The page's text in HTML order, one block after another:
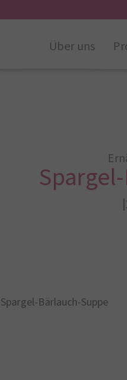
Über uns
Spargel-Bärlauch-Suppe